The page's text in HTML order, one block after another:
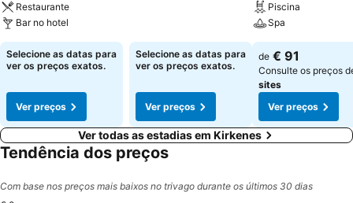
Restaurante
Bar no hotel
Selecione as datas para
ver os preços exatos.
Ver preços
Selecione as datas para
ver os preços exatos.
Ver preços
Piscina
Spa
de € 91
Consulte os preços
sites
Ver preços
Ver todas as estadias em Kirkenes
Tendência dos preços
Com base nos preços mais baixos no trivago durante os últimos 30 dias